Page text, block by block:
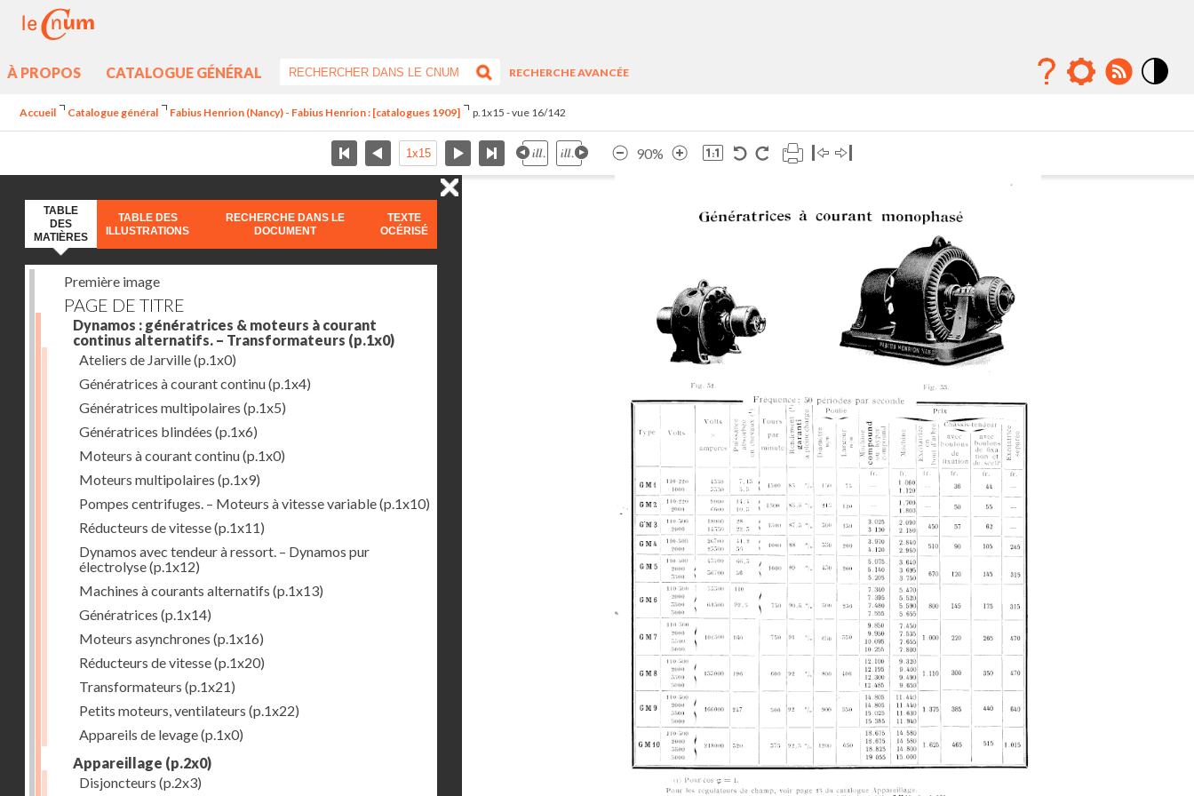
À PROPOS CATALOGUE GÉNÉRAL
RECHERCHE AVANCÉE
Accueil Catalogue général Fabius Henrion (Nancy) - Fabius Henrion : [catalogues 1909] p.1x15 - vue 16/142
90%
TABLE
DES
MATIÈRES
TABLE DES
ILLUSTRATIONS
RECHERCHE DANS LE
DOCUMENT
TEXTE
OCÉRISÉ
Première image
PAGE DE TITRE
Dynamos : génératrices & moteurs à courant
continus alternatifs. – Transformateurs (p.1x0)
Ateliers de Jarville(p.1x0)
Génératrices à courant continu(p.1x4)
Génératrices multipolaires (p.1x5)
Génératrices blindées (p.1x6)
Moteurs à courant continu(p.1x0)
Moteurs multipolaires (p.1x9)
Pompes centrifuges. – Moteurs à vitesse variable(p.1x10)
Réducteurs de vitesse(p.1x11)
Dynamos avec tendeur à ressort. – Dynamos pur
électrolyse(p.1x12)
Machines à courants alternatifs (p.1x13)
Génératrices (p.1x14)
Moteurs asynchrones (p.1x16)
Réducteurs de vitesse(p.1x20)
Transformateurs (p.1x21)
Petits moteurs, ventilateurs (p.1x22)
Appareils de levage(p.1x0)
Appareillage (p.2x0)
Disjoncteurs (p.2x3)